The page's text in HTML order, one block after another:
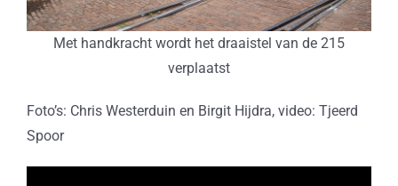
Met handkracht wordt het draaistel van de 215
verplaatst
Foto’s: Chris Westerduin en Birgit Hijdra, video: Tjeerd
Spoor